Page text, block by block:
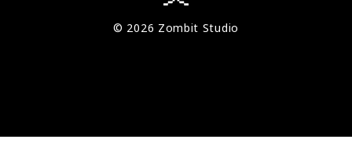
© 2026 Zombit Studio